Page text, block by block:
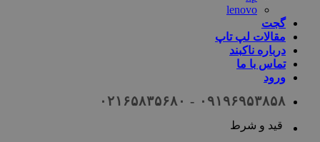
lenovo
گجت
مقالات لپ تاپ
درباره ناکبند
تماس با ما
ورود
۰۹۱۹۶۹۵۳۸۵۸ - ۰۲۱۶۵۸۳۵۶۸۰
قید و شرط